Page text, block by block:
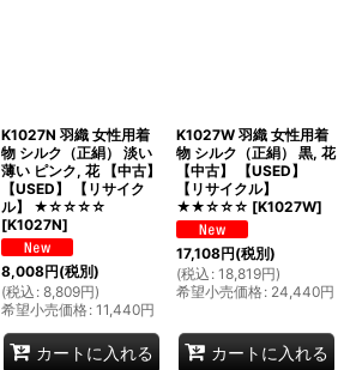
K1027N 羽織 女性用着
物 シルク（正絹） 淡い
薄い ピンク, 花 【中古】
【USED】 【リサイク
ル】 ★☆☆☆☆
[K1027N]
8,008円(税別)
(税込 : 8,809円)
希望小売価格: 11,440円
カートに入れる
K1027W 羽織 女性用着
物 シルク（正絹） 黒, 花
【中古】 【USED】
【リサイクル】
★★☆☆☆ [K1027W]
17,108円(税別)
(税込 : 18,819円)
希望小売価格: 24,440円
カートに入れる